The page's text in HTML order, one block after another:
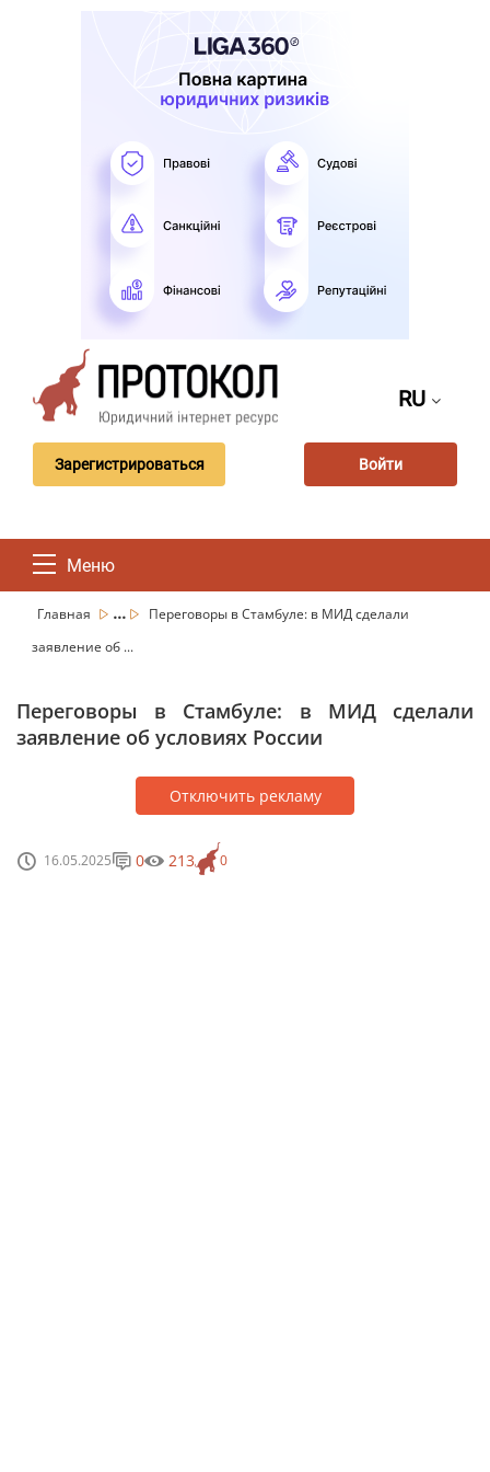
RU
Зарегистрироваться Войти
Меню
Главная ...
Переговоры в Стамбуле: в МИД сделали
заявление об ...
Переговоры в Стамбуле: в МИД сделали
заявление об условиях России
Отключить рекламу
16.05.2025 0
0 213